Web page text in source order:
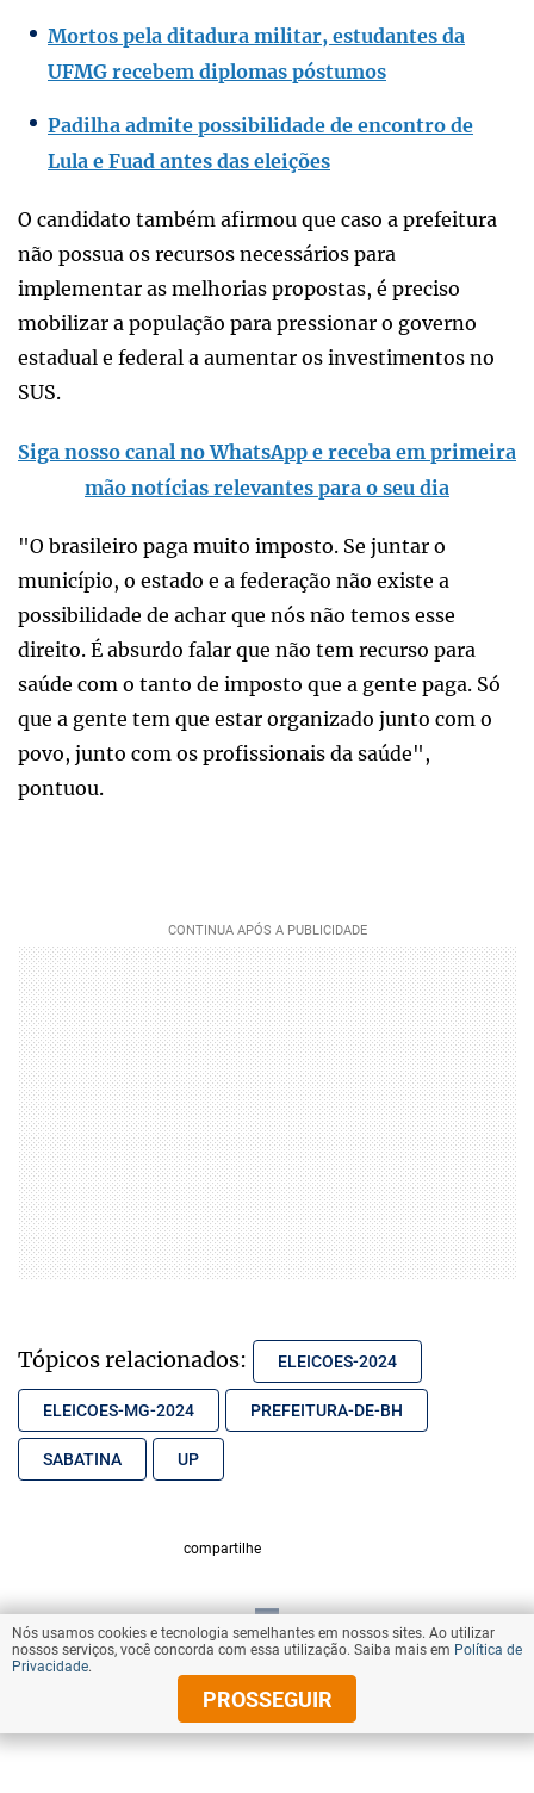
Mortos pela ditadura militar, estudantes da
UFMG recebem diplomas póstumos
Padilha admite possibilidade de encontro de
Lula e Fuad antes das eleições
O candidato também afirmou que caso a prefeitura
não possua os recursos necessários para
implementar as melhorias propostas, é preciso
mobilizar a população para pressionar o governo
estadual e federal a aumentar os investimentos no
SUS.
Siga nosso canal no WhatsApp e receba em primeira
mão notícias relevantes para o seu dia
"O brasileiro paga muito imposto. Se juntar o
município, o estado e a federação não existe a
possibilidade de achar que nós não temos esse
direito. É absurdo falar que não tem recurso para
saúde com o tanto de imposto que a gente paga. Só
que a gente tem que estar organizado junto com o
povo, junto com os profissionais da saúde",
pontuou.
Tópicos relacionados: ELEICOES-2024
ELEICOES-MG-2024 PREFEITURA-DE-BH
SABATINA UP
compartilhe
VOLTAR AO TOPO
© Copyright 2025 Diários Associados
Nós usamos cookies e tecnologia semelhantes em nossos sites. Ao utilizar
nossos serviços, você concorda com essa utilização. Saiba mais em Política de
Privacidade.
PROSSEGUIR